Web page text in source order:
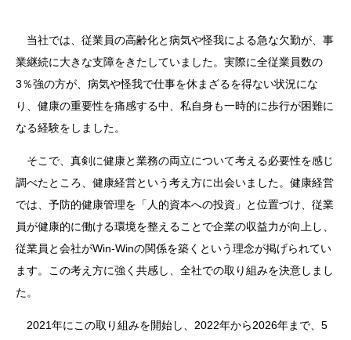
当社では、従業員の高齢化と病気や怪我による急な欠勤が、事
業継続に大きな支障をきたしていました。実際に全従業員数の
3％強の方が、病気や怪我で仕事を休まざるを得ない状況にな
り、健康の重要性を痛感する中、私自身も一時的に歩行が困難に
なる経験をしました。
そこで、真剣に健康と業務の両立について考える必要性を感じ
調べたところ、健康経営という考え方に出会いました。健康経営
では、予防的健康管理を「人的資本への投資」と位置づけ、従業
員が健康的に働ける環境を整えることで企業の収益力が向上し、
従業員と会社がWin-Winの関係を築くという理念が掲げられてい
ます。この考え方に強く共感し、全社での取り組みを決意しまし
た。
2021年にこの取り組みを開始し、2022年から2026年まで、5